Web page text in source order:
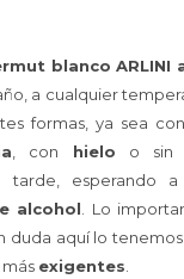
blanco ARLINI
a cualquier
formas, ya sea con
, con hielo o sin
tarde, esperando
alcohol. Lo
duda aquí lo
más exigentes.